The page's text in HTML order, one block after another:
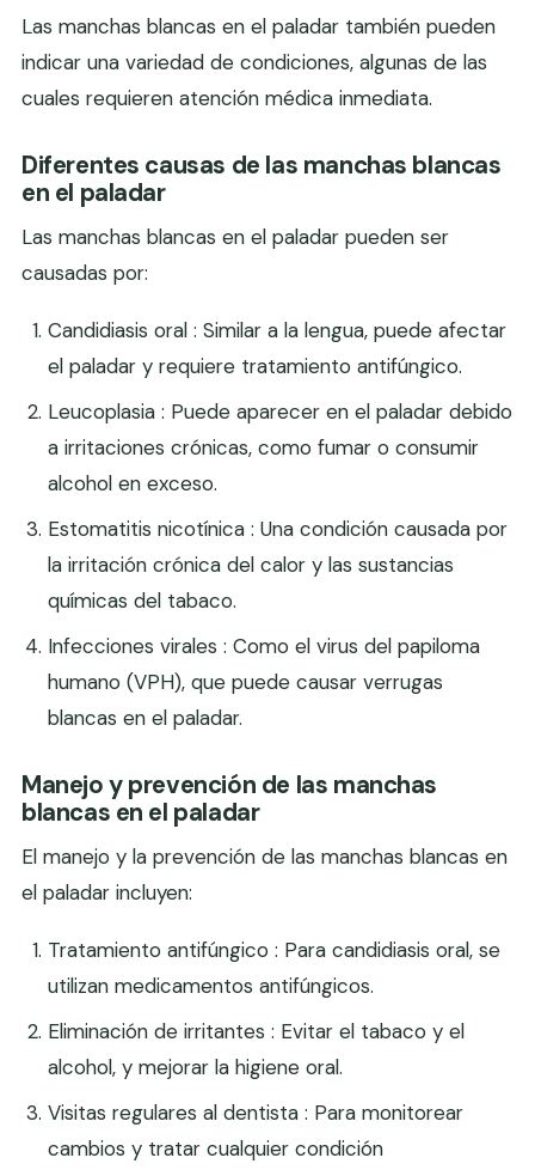
Las manchas blancas en el paladar también pueden
indicar una variedad de condiciones, algunas de las
cuales requieren atención médica inmediata.
Diferentes causas de las manchas blancas
en el paladar
Las manchas blancas en el paladar pueden ser
causadas por:
Candidiasis oral : Similar a la lengua, puede afectar
el paladar y requiere tratamiento antifúngico.
Leucoplasia : Puede aparecer en el paladar debido
a irritaciones crónicas, como fumar o consumir
alcohol en exceso.
Estomatitis nicotínica : Una condición causada por
la irritación crónica del calor y las sustancias
químicas del tabaco.
Infecciones virales : Como el virus del papiloma
humano (VPH), que puede causar verrugas
blancas en el paladar.
Manejo y prevención de las manchas
blancas en el paladar
El manejo y la prevención de las manchas blancas en
el paladar incluyen:
Tratamiento antifúngico : Para candidiasis oral, se
utilizan medicamentos antifúngicos.
Eliminación de irritantes : Evitar el tabaco y el
alcohol, y mejorar la higiene oral.
Visitas regulares al dentista : Para monitorear
cambios y tratar cualquier condición